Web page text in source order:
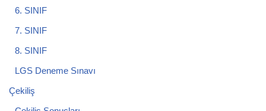
6. SINIF
7. SINIF
8. SINIF
LGS Deneme Sınavı
Çekiliş